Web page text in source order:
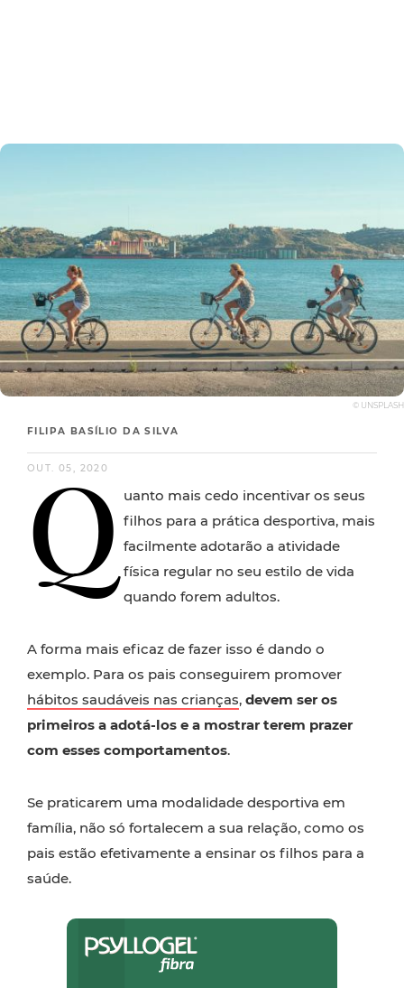
© UNSPLASH
FILIPA BASÍLIO DA SILVA
OUT. 05, 2020
Q
uanto mais cedo incentivar os seus
filhos para a prática desportiva, mais
facilmente adotarão a atividade
física regular no seu estilo de vida
quando forem adultos.
A forma mais eficaz de fazer isso é dando o
exemplo. Para os pais conseguirem promover
hábitos saudáveis nas crianças, devem ser os
primeiros a adotá-los e a mostrar terem prazer
com esses comportamentos.
Se praticarem uma modalidade desportiva em
família, não só fortalecem a sua relação, como os
pais estão efetivamente a ensinar os filhos para a
saúde.